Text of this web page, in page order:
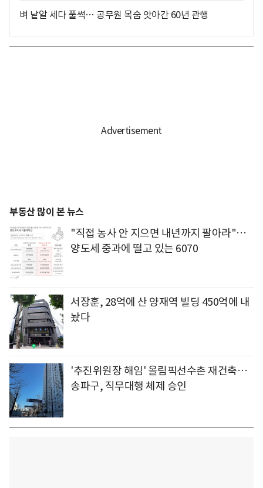
벼 낱알 세다 풀썩… 공무원 목숨 앗아간 60년 관행
부동산 많이 본 뉴스
"직접 농사 안 지으면 내년까지 팔아라"…
양도세 중과에 떨고 있는 6070
서장훈, 28억에 산 양재역 빌딩 450억에 내
놨다
'추진위원장 해임' 올림픽선수촌 재건축…
송파구, 직무대행 체제 승인